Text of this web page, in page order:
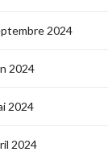
2024
2024
2024
2024